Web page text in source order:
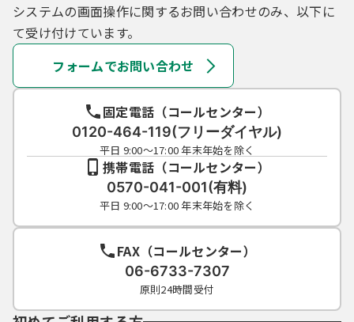
システムの画面操作に関するお問い合わせのみ、以下に
て受け付けています。
フォームでお問い合わせ
固定電話（コールセンター）
0120-464-119(フリーダイヤル)
平日 9:00～17:00 年末年始を除く
携帯電話（コールセンター）
0570-041-001(有料)
平日 9:00～17:00 年末年始を除く
FAX（コールセンター）
06-6733-7307
原則24時間受付